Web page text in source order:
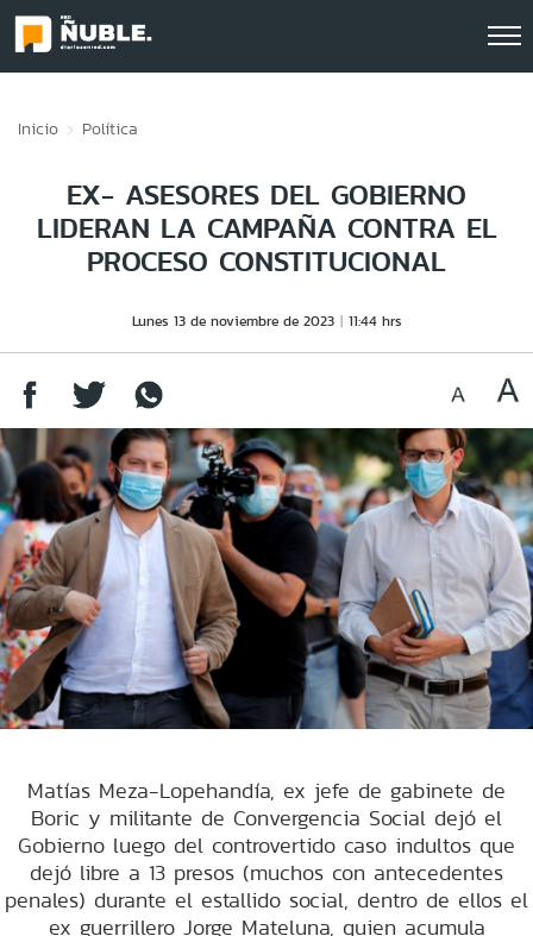
Inicio Política
EX- ASESORES DEL GOBIERNO
LIDERAN LA CAMPAÑA CONTRA EL
PROCESO CONSTITUCIONAL
Lunes 13 de noviembre de 2023 11:44 hrs
Matías Meza-Lopehandía, ex jefe de gabinete de
Boric y militante de Convergencia Social dejó el
Gobierno luego del controvertido caso indultos que
dejó libre a 13 presos (muchos con antecedentes
penales) durante el estallido social, dentro de ellos el
ex guerrillero Jorge Mateluna, quien acumula